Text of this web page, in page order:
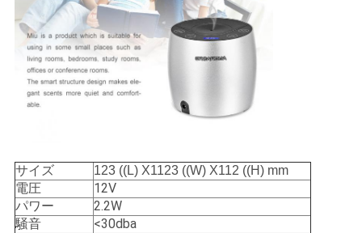
さ
ー
ス
サイズ 123 ((L) X1123 ((W) X112 ((H) mm
電圧
12V
パワー
2.2W
騒音
<30dba